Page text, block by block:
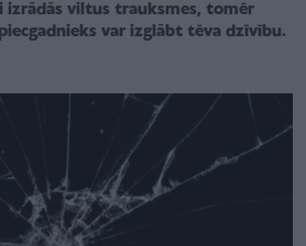
izrādās viltus trauksmes, tomēr
var izglābt tēva dzīvību.